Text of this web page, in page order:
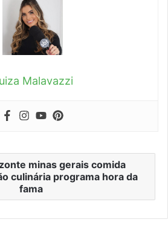
Malavazzi
minas gerais comida
culinária programa hora da
fama